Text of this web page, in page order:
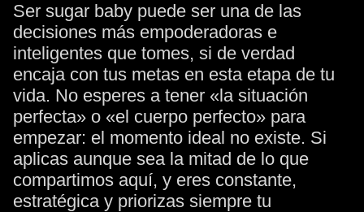
Ser sugar baby puede ser una de las
decisiones más empoderadoras e
inteligentes que tomes, si de verdad
encaja con tus metas en esta etapa de tu
vida. No esperes a tener «la situación
perfecta» o «el cuerpo perfecto» para
empezar: el momento ideal no existe. Si
aplicas aunque sea la mitad de lo que
compartimos aquí, y eres constante,
estratégica y priorizas siempre tu